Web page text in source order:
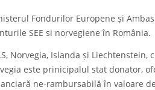
Fondurilor Europene și
SEE si norvegiene în România.
Norvegia, Islanda și Liechtenstein,
este prinicipalul stat donator,
ne-rambursabilă în valoare